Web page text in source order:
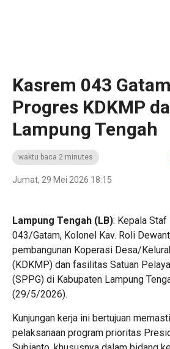
Kasrem 043
Progres KDKMP
Lampung Tengah
waktu baca 2 minutes
Jumat, 29 Mei 2026 18:15
Lampung Tengah (LB): Kepala
043/Gatam, Kolonel Kav. Roli
pembangunan Koperasi Desa/
(KDKMP) dan fasilitas Satuan
(SPPG) di Kabupaten Lampung
(29/5/2026).
Kunjungan kerja ini bertujuan
pelaksanaan program prioritas